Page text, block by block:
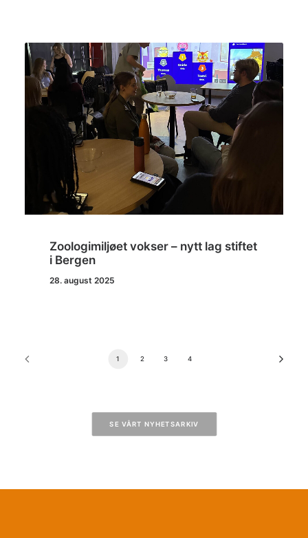
Zoologimiljøet vokser – nytt lag stiftet
i Bergen
28. august 2025
1 2 3 4
SE VÅRT NYHETSARKIV